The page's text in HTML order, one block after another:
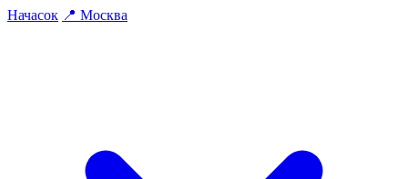
Начасок 📍 Москва